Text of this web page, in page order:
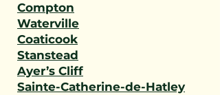
Compton
Waterville
Coaticook
Stanstead
Ayer’s Cliff
Sainte-Catherine-de-Hatley